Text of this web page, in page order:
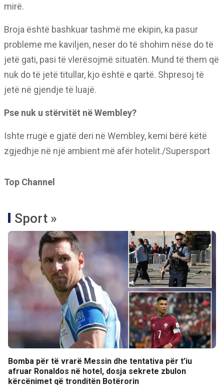
mirë.
Broja është bashkuar tashmë me ekipin, ka pasur
probleme me kaviljen, neser do të shohim nëse do të
jetë gati, pasi të vlerësojmë situatën. Mund të them që
nuk do të jetë titullar, kjo është e qartë. Shpresoj të
jetë në gjendje të luajë.
Pse nuk u stërvitët në Wembley?
Ishte rrugë e gjatë deri në Wembley, kemi bërë këtë
zgjedhje në një ambient më afër hotelit./Supersport
Top Channel
Sport »
Bomba për të vrarë Messin dhe tentativa për t’iu
afruar Ronaldos në hotel, dosja sekrete zbulon
kërcënimet që tronditën Botërorin